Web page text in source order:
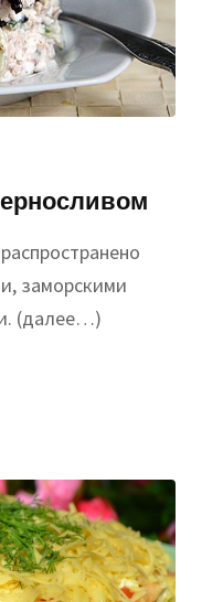
заморскими
(далее…)